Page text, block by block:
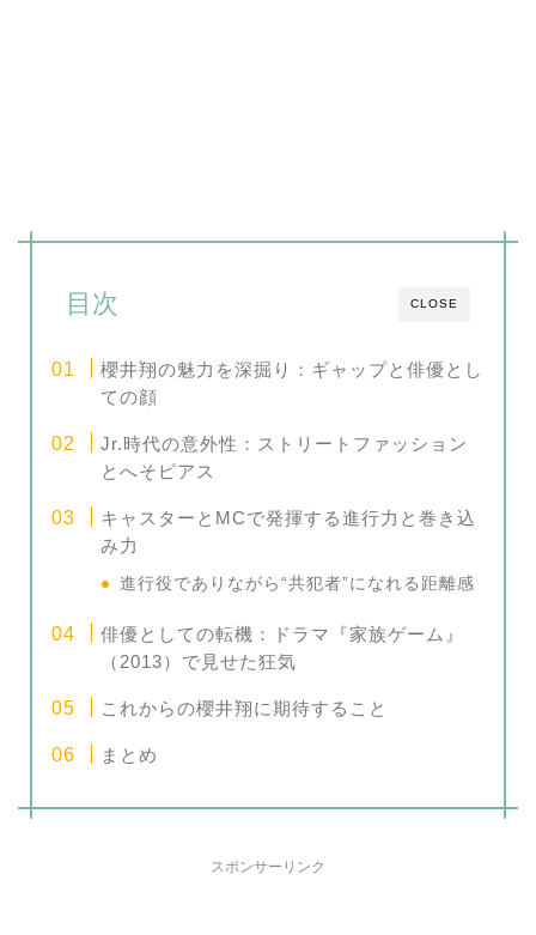
CLOSE
目次
櫻井翔の魅力を深掘り：ギャップと俳優とし
ての顔
Jr.時代の意外性：ストリートファッション
とへそピアス
キャスターとMCで発揮する進行力と巻き込
み力
進行役でありながら“共犯者”になれる距離感
俳優としての転機：ドラマ『家族ゲーム』
（2013）で見せた狂気
これからの櫻井翔に期待すること
まとめ
スポンサーリンク